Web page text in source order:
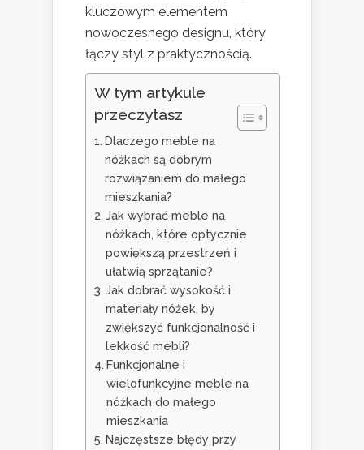
kluczowym elementem
nowoczesnego designu, który
łączy styl z praktycznością.
W tym artykule
przeczytasz
Dlaczego meble na
nóżkach są dobrym
rozwiązaniem do małego
mieszkania?
Jak wybrać meble na
nóżkach, które optycznie
powiększą przestrzeń i
ułatwią sprzątanie?
Jak dobrać wysokość i
materiały nóżek, by
zwiększyć funkcjonalność i
lekkość mebli?
Funkcjonalne i
wielofunkcyjne meble na
nóżkach do małego
mieszkania
Najczęstsze błędy przy